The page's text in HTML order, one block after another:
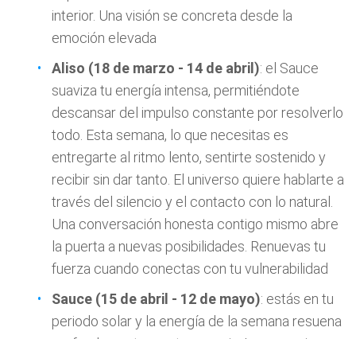
interior. Una visión se concreta desde la
emoción elevada
Aliso (18 de marzo - 14 de abril): el Sauce
suaviza tu energía intensa, permitiéndote
descansar del impulso constante por resolverlo
todo. Esta semana, lo que necesitas es
entregarte al ritmo lento, sentirte sostenido y
recibir sin dar tanto. El universo quiere hablarte a
través del silencio y el contacto con lo natural.
Una conversación honesta contigo mismo abre
la puerta a nuevas posibilidades. Renuevas tu
fuerza cuando conectas con tu vulnerabilidad
Sauce (15 de abril - 12 de mayo): estás en tu
periodo solar y la energía de la semana resuena